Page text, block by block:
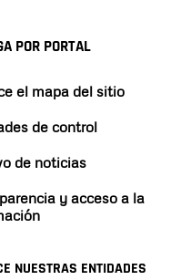
POR PORTAL
el mapa del sitio
de control
de noticias
y acceso a la
NUESTRAS ENTIDADES